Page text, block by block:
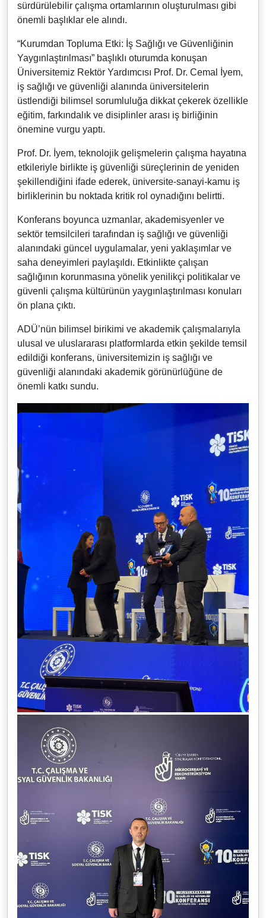
sürdürülebilir çalışma ortamlarının oluşturulması gibi
önemli başlıklar ele alındı.
“Kurumdan Topluma Etki: İş Sağlığı ve Güvenliğinin
Yaygınlaştırılması” başlıklı oturumda konuşan
Üniversitemiz Rektör Yardımcısı Prof. Dr. Cemal İyem,
iş sağlığı ve güvenliği alanında üniversitelerin
üstlendiği bilimsel sorumluluğa dikkat çekerek özellikle
eğitim, farkındalık ve disiplinler arası iş birliğinin
önemine vurgu yaptı.
Prof. Dr. İyem, teknolojik gelişmelerin çalışma hayatına
etkileriyle birlikte iş güvenliği süreçlerinin de yeniden
şekillendiğini ifade ederek, üniversite-sanayi-kamu iş
birliklerinin bu noktada kritik rol oynadığını belirtti.
Konferans boyunca uzmanlar, akademisyenler ve
sektör temsilcileri tarafından iş sağlığı ve güvenliği
alanındaki güncel uygulamalar, yeni yaklaşımlar ve
saha deneyimleri paylaşıldı. Etkinlikte çalışan
sağlığının korunmasına yönelik yenilikçi politikalar ve
güvenli çalışma kültürünün yaygınlaştırılması konuları
ön plana çıktı.
ADÜ’nün bilimsel birikimi ve akademik çalışmalarıyla
ulusal ve uluslararası platformlarda etkin şekilde temsil
edildiği konferans, üniversitemizin iş sağlığı ve
güvenliği alanındaki akademik görünürlüğüne de
önemli katkı sundu.